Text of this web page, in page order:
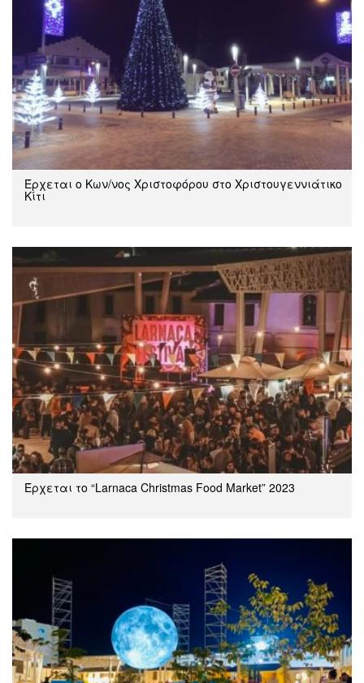
Έρχεται ο Κων/νος Χριστοφόρου στο Χριστουγεννιάτικο
Κίτι
Έρχεται το “Larnaca Christmas Food Market” 2023